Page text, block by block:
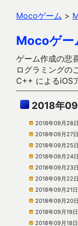
Mocoゲーム >
Mocoゲー
ゲーム作成の悲
ログラミングの
C++ によるiOS
2018年
2018年09月28日
2018年09月27日
2018年09月25日
2018年09月24日
2018年09月23日
2018年09月22日
2018年09月21日
2018年09月20日
2018年09月19日
2018年09月18日